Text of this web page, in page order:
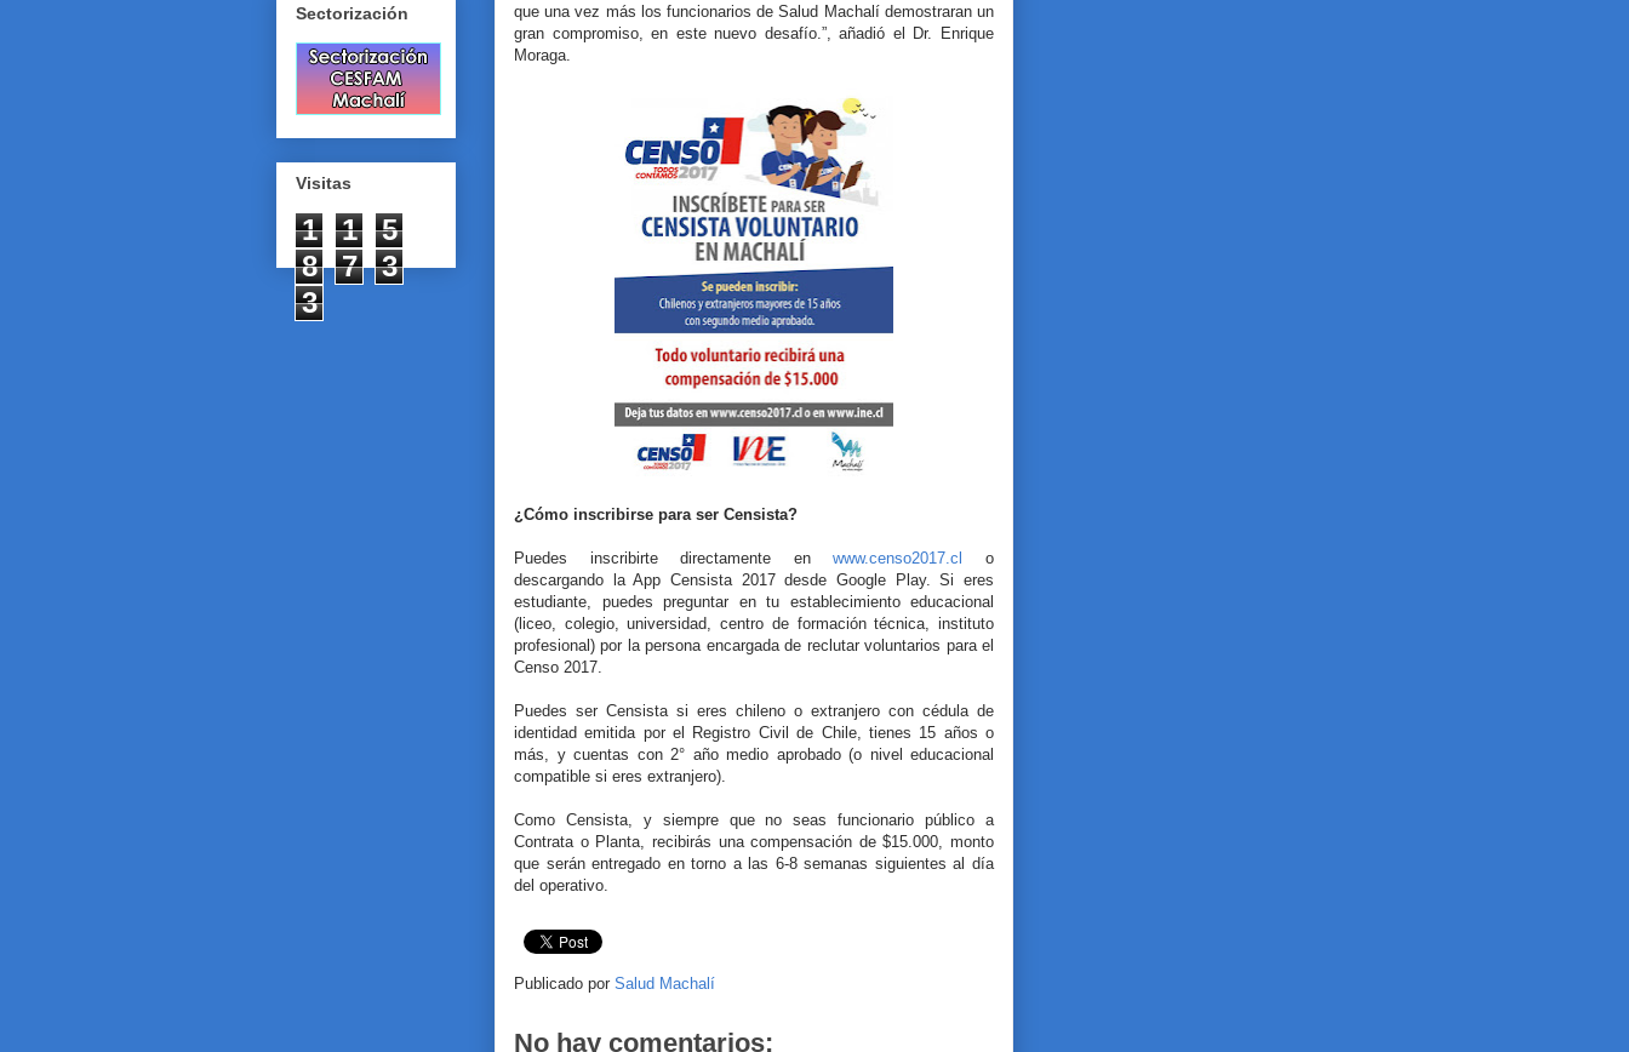
que una vez más los funcionarios de Salud Machalí demostraran un
gran compromiso, en este nuevo desafío.”, añadió el Dr. Enrique
Moraga.
¿Cómo inscribirse para ser Censista?
Puedes inscribirte directamente enwww.censo2017.cl o
descargando la App Censista 2017 desde Google Play. Si eres
estudiante, puedes preguntar en tu establecimiento educacional
(liceo, colegio, universidad, centro de formación técnica, instituto
profesional) por la persona encargada de reclutar voluntarios para el
Censo 2017.
Puedes ser Censista si eres chileno o extranjero con cédula de
identidad emitida por el Registro Civil de Chile, tienes 15 años o
más, y cuentas con 2° año medio aprobado (o nivel educacional
compatible si eres extranjero).
Como Censista, y siempre que no seas funcionario público a
Contrata o Planta, recibirás una compensación de $15.000, monto
que serán entregado en torno a las 6-8 semanas siguientes al día
del operativo.
Publicado por Salud Machalí
No hay comentarios:
Sectorización
Visitas
1 1
5
8
7
3
3